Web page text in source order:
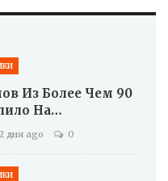
Из Более Чем 90
На…
2 дня ago 0